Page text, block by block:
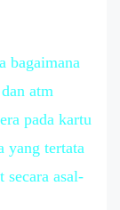
bagaimana
atm
pada kartu
yang tertata
secara asal-